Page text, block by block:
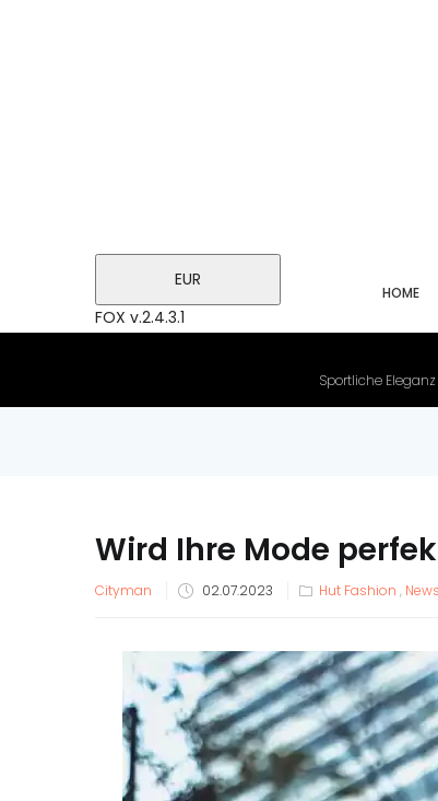
EUR
FOX v.2.4.3.1
HOME
Sportliche
Wird Ihre Mode
Cityman
Veröffentlicht
02.07.2023 Hut Fashion , News